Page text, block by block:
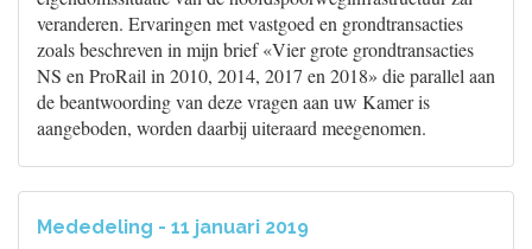
veranderen. Ervaringen met vastgoed en grondtransacties
zoals beschreven in mijn brief «Vier grote grondtransacties
NS en ProRail in 2010, 2014, 2017 en 2018» die parallel aan
de beantwoording van deze vragen aan uw Kamer is
aangeboden, worden daarbij uiteraard meegenomen.
Mededeling - 11 januari 2019